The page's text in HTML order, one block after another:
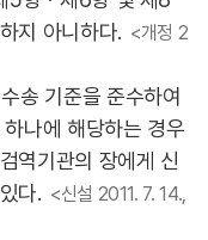
지 아니하다. <개정 2
송 기준을 준수하여
나에 해당하는 경우
역기관의 장에게 신
다. <신설 2011. 7. 14.,